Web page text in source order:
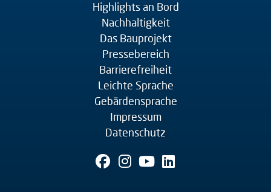
Highlights an Bord
Nachhaltigkeit
Das Bauprojekt
Pressebereich
Barrierefreiheit
Leichte Sprache
Gebärdensprache
Impressum
Datenschutz